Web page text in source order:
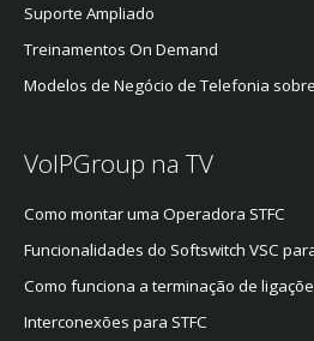
Suporte Ampliado
Treinamentos On Demand
Modelos de Negócio de Telefonia
VoIPGroup na TV
Como montar uma Operadora STFC
Funcionalidades do Softswitch VSC
Como funciona a terminação de
Interconexões para STFC